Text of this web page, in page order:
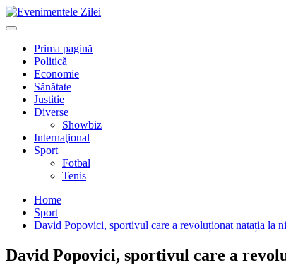
Mergi
la
Primary
Prima pagină
Politică
Economie
Sănătate
Justitie
Diverse
Showbiz
Internaţional
Sport
Fotbal
Tenis
Home
Sport
David Popovici, sportivul care a revoluționat natația la
David Popovici, sportivul care a